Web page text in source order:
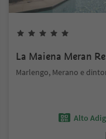
La Maiena Meran
Marlengo, Merano e
Alto